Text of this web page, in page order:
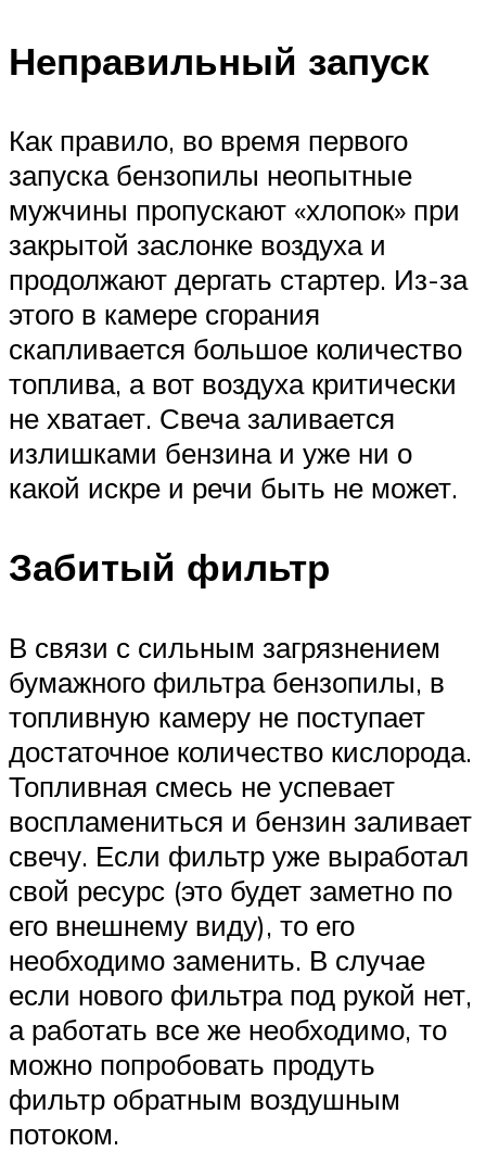
Неправильный запуск
Как правило, во время первого
запуска бензопилы неопытные
мужчины пропускают «хлопок» при
закрытой заслонке воздуха и
продолжают дергать стартер. Из-за
этого в камере сгорания
скапливается большое количество
топлива, а вот воздуха критически
не хватает. Свеча заливается
излишками бензина и уже ни о
какой искре и речи быть не может.
Забитый фильтр
В связи с сильным загрязнением
бумажного фильтра бензопилы, в
топливную камеру не поступает
достаточное количество кислорода.
Топливная смесь не успевает
воспламениться и бензин заливает
свечу. Если фильтр уже выработал
свой ресурс (это будет заметно по
его внешнему виду), то его
необходимо заменить. В случае
если нового фильтра под рукой нет,
а работать все же необходимо, то
можно попробовать продуть
фильтр обратным воздушным
потоком.